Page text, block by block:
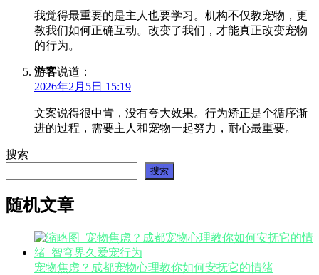
我觉得最重要的是主人也要学习。机构不仅教宠物，更
教我们如何正确互动。改变了我们，才能真正改变宠物
的行为。
游客说道：
2026年2月5日 15:19
文案说得很中肯，没有夸大效果。行为矫正是个循序渐
进的过程，需要主人和宠物一起努力，耐心最重要。
搜索
搜索
随机文章
宠物焦虑？成都宠物心理教你如何安抚它的情绪